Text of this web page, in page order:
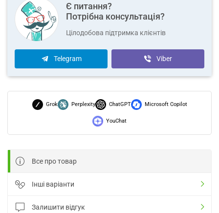
Є питання?
Потрібна консультація?
Цілодобова підтримка клієнтів
Telegram Viber
Grok Perplexity ChatGPT Microsoft Copilot
YouChat
Все про товар
Інші варіанти
Залишити відгук